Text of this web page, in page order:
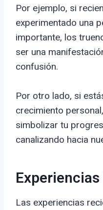
Por ejemplo, si
experimentado una
importante, los
ser una
confusión.
Por otro lado, si
crecimiento
simbolizar tu
canalizando hacia
Las experiencias